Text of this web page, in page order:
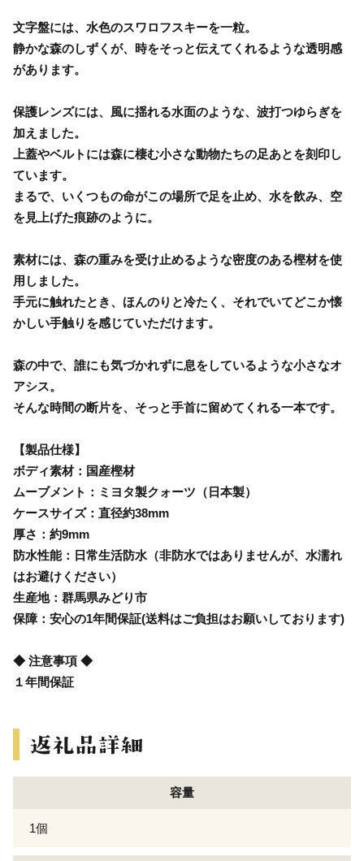
文字盤には、水色のスワロフスキーを一粒。
静かな森のしずくが、時をそっと伝えてくれるような透明感
があります。
保護レンズには、風に揺れる水面のような、波打つゆらぎを
加えました。
上蓋やベルトには森に棲む小さな動物たちの足あとを刻印し
ています。
まるで、いくつもの命がこの場所で足を止め、水を飲み、空
を見上げた痕跡のように。
素材には、森の重みを受け止めるような密度のある樫材を使
用しました。
手元に触れたとき、ほんのりと冷たく、それでいてどこか懐
かしい手触りを感じていただけます。
森の中で、誰にも気づかれずに息をしているような小さなオ
アシス。
そんな時間の断片を、そっと手首に留めてくれる一本です。
【製品仕様】
ボディ素材：国産樫材
ムーブメント：ミヨタ製クォーツ（日本製）
ケースサイズ：直径約38mm
厚さ：約9mm
防水性能：日常生活防水（非防水ではありませんが、水濡れ
はお避けください）
生産地：群馬県みどり市
保障：安心の1年間保証(送料はご負担はお願いしております)
◆ 注意事項 ◆
１年間保証
容量
1個